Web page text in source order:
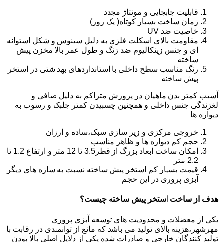
قابلیت جابجایی و مونتاژ مجدد
زمان ساخت بسیار کوتاه( یک روز)
خاصیت ضد UV
مقاومت بالای اسکلت فلزی به دلیل سینوس و شکل استوانه
ای و جنس زینکالیوم ضد زنگ و طول عمر بالا مخزن پیش
ساخته
رنگ مناسب سطح داخلی با استانداردهای بهداشتی در استخر
پیش ساخته
آسیب کمتر بدن ماهیان در پرورش متراکم به دلیل صافی و
لغزندگی جنس داخلی و همچنین چسبیدن کمتر جلبک و رسوب به
دیواره ها
خروجی مرکزی و زیر سازی سبک،ساده و ارزان
حجم کم دیواره ها و ظاهر مناسب
امکان ساخت ابعاد بزرگ از قطر3.5 تا 12 متر و ارتفاع 1.2 تا
2.2 متر
قیمت بسیار کم استخر پیش ساخته نسبت به سازه های دیگر
آبزی پروری در این حجم
هدف از ساخت استخر پیش ساخته چیست؟
یکی از معضلات و محدودیت های توسعه آبزی پروری
مهرشهر،هزینه بالای تولید می باشد که مانع از توانمندی در رقابت با
تولید کنندگان خارجی و صادرات شده یکی از دلایل اصلی بالا بودن